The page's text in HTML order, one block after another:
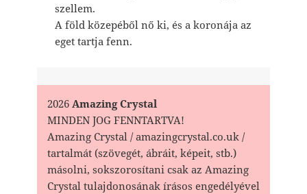
szellem.
A föld közepéből nő ki, és a koronája az
eget tartja fenn.
2026Amazing Crystal
MINDEN JOG FENNTARTVA!
Amazing Crystal / amazingcrystal.co.uk /
tartalmát (szövegét, ábráit, képeit, stb.)
másolni, sokszorosítani csak az Amazing
Crystal tulajdonosának írásos engedélyével